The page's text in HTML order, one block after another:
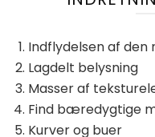
Indflydelsen af ​​den
Lagdelt belysning
Masser af
Find bæredygtige
Kurver og buer